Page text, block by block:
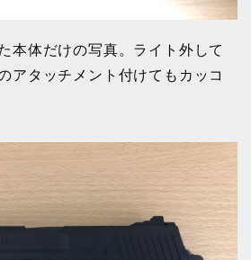
本体だけの写真。ライト外して
アタッチメント付けてもカッコ